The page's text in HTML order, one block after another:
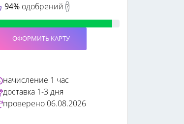
94% одобрений?
ОФОРМИТЬ КАРТУ
начисление 1 час
доставка 1-3 дня
проверено 06.08.2026